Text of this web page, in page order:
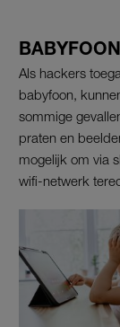
Als hackers
babyfoon,
sommige
praten en
mogelijk om via
wifi-netwerk